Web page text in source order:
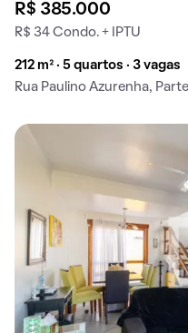
R$ 385.000
R$ 34 Condo. + IPTU
212 m² · 5 quartos · 3 vagas
Rua Paulino Azurenha,